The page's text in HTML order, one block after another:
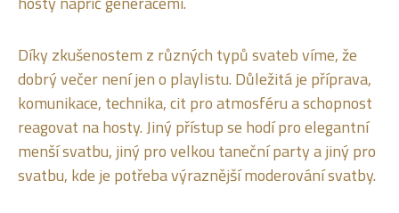
Díky zkušenostem z různých typů svateb víme, že
dobrý večer není jen o playlistu. Důležitá je příprava,
komunikace, technika, cit pro atmosféru a schopnost
reagovat na hosty. Jiný přístup se hodí pro elegantní
menší svatbu, jiný pro velkou taneční party a jiný pro
svatbu, kde je potřeba výraznější moderování svatby.